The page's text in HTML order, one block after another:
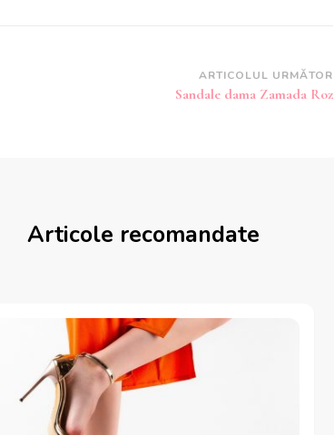
ARTICOLUL URMĂTOR
Sandale dama Zamada Roz
Articole recomandate